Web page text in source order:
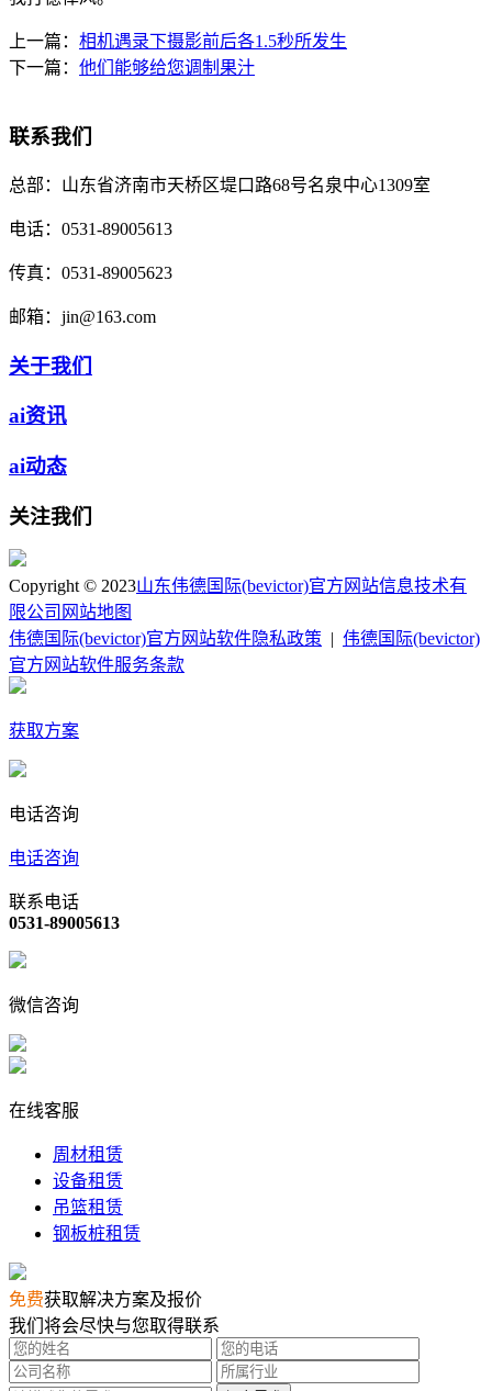
上一篇： 相机遇录下摄影前后各1.5秒所发生
下一篇： 他们能够给您调制果汁
联系我们
总部： 山东省济南市天桥区堤口路68号名泉中心1309室
电话： 0531-89005613
传真： 0531-89005623
邮箱： jin@163.com
关于我们
ai资讯
ai动态
关注我们
Copyright © 2023山东伟德国际(bevictor)官方网站信息技术有
限公司 网站地图
伟德国际(bevictor)官方网站软件隐私政策
伟德国际(bevictor)
官方网站软件服务条款
获取方案
电话咨询
电话咨询
联系电话
0531-89005613
微信咨询
在线客服
周材租赁
设备租赁
吊篮租赁
钢板桩租赁
免费获取解决方案及报价
我们将会尽快与您取得联系